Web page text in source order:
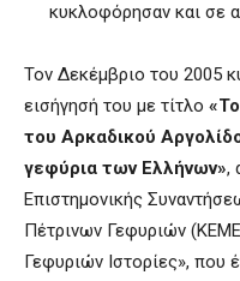
κυκλοφόρησαν και σε
Τον Δεκέμβριο του 2005
εισήγησή του με τίτλο
του Αρκαδικού
γεφύρια των Ελλήνων»,
Επιστημονικής
Πέτρινων Γεφυριών
Γεφυριών Ιστορίες», που